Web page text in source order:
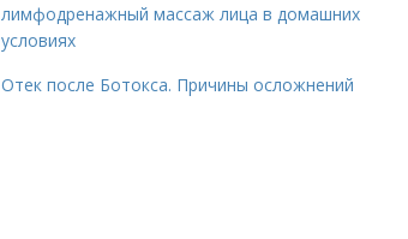
лимфодренажный массаж лица в домашних
условиях
Отек после Ботокса. Причины осложнений